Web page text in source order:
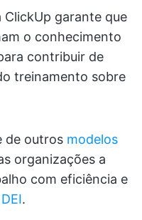
garante que
o conhecimento
contribuir de
treinamento sobre
de outros modelos
organizações a
com eficiência e
.